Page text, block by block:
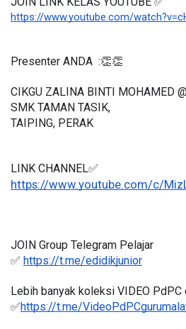
https://www.youtube.com/
Presenter ANDA  :👏👏
CIKGU ZALINA BINTI MOHAMED @
SMK TAMAN TASIK,
TAIPING, PERAK
LINK CHANNEL✅
https://www.youtube.com/c/
JOIN Group Telegram Pelajar
✅ https://t.me/edidikjunior
Lebih banyak koleksi VIDEO PdPC
✅https://t.me/